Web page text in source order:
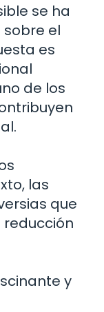
se ha
el
es
de los
las
que
reducción
y